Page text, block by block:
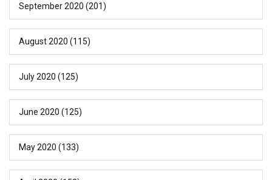
September 2020 (201)
August 2020 (115)
July 2020 (125)
June 2020 (125)
May 2020 (133)